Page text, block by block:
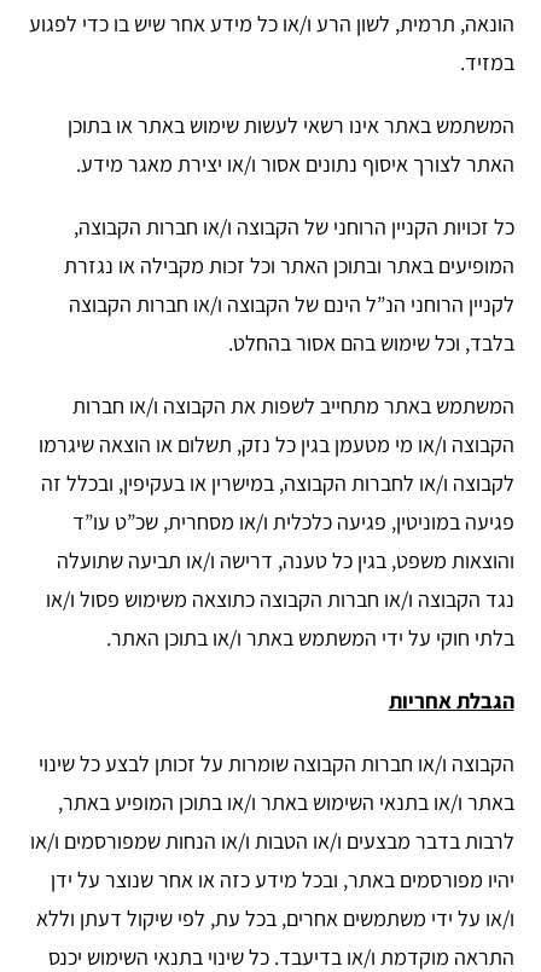
הונאה, תרמית, לשון הרע ו/או כל מידע אחר שיש בו כדי לפגוע
במזיד.
המשתמש באתר אינו רשאי לעשות שימוש באתר או בתוכן
האתר לצורך איסוף נתונים אסור ו/או יצירת מאגר מידע.
כל זכויות הקניין הרוחני של הקבוצה ו/או חברות הקבוצה,
המופיעים באתר ובתוכן האתר וכל זכות מקבילה או נגזרת
לקניין הרוחני הנ”ל הינם של הקבוצה ו/או חברות הקבוצה
בלבד, וכל שימוש בהם אסור בהחלט.
המשתמש באתר מתחייב לשפות את הקבוצה ו/או חברות
הקבוצה ו/או מי מטעמן בגין כל נזק, תשלום או הוצאה שיגרמו
לקבוצה ו/או לחברות הקבוצה, במישרין או בעקיפין, ובכלל זה
פגיעה במוניטין, פגיעה כלכלית ו/או מסחרית, שכ”ט עו”ד
והוצאות משפט, בגין כל טענה, דרישה ו/או תביעה שתועלה
נגד הקבוצה ו/או חברות הקבוצה כתוצאה משימוש פסול ו/או
בלתי חוקי על ידי המשתמש באתר ו/או בתוכן האתר.
הגבלת אחריות
הקבוצה ו/או חברות הקבוצה שומרות על זכותן לבצע כל שינוי
באתר ו/או בתנאי השימוש באתר ו/או בתוכן המופיע באתר,
לרבות בדבר מבצעים ו/או הטבות ו/או הנחות שמפורסמים ו/או
יהיו מפורסמים באתר, ובכל מידע כזה או אחר שנוצר על ידן
ו/או על ידי משתמשים אחרים, בכל עת, לפי שיקול דעתן וללא
התראה מוקדמת ו/או בדיעבד. כל שינוי בתנאי השימוש יכנס